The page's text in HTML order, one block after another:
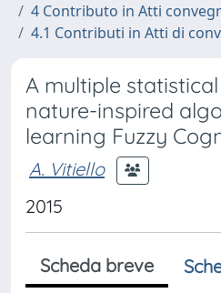
4 Contributo in Atti
4.1 Contributi in Atti di
A multiple
nature-inspired
learning Fuzzy
A. Vitiello
2015
Scheda breve